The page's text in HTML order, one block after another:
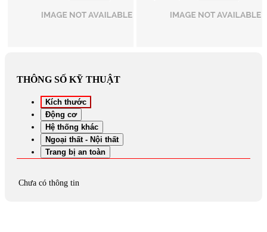
THÔNG SỐ KỸ THUẬT
Kích thước
Động cơ
Hệ thống khác
Ngoại thất - Nội thất
Trang bị an toàn
Chưa có thông tin